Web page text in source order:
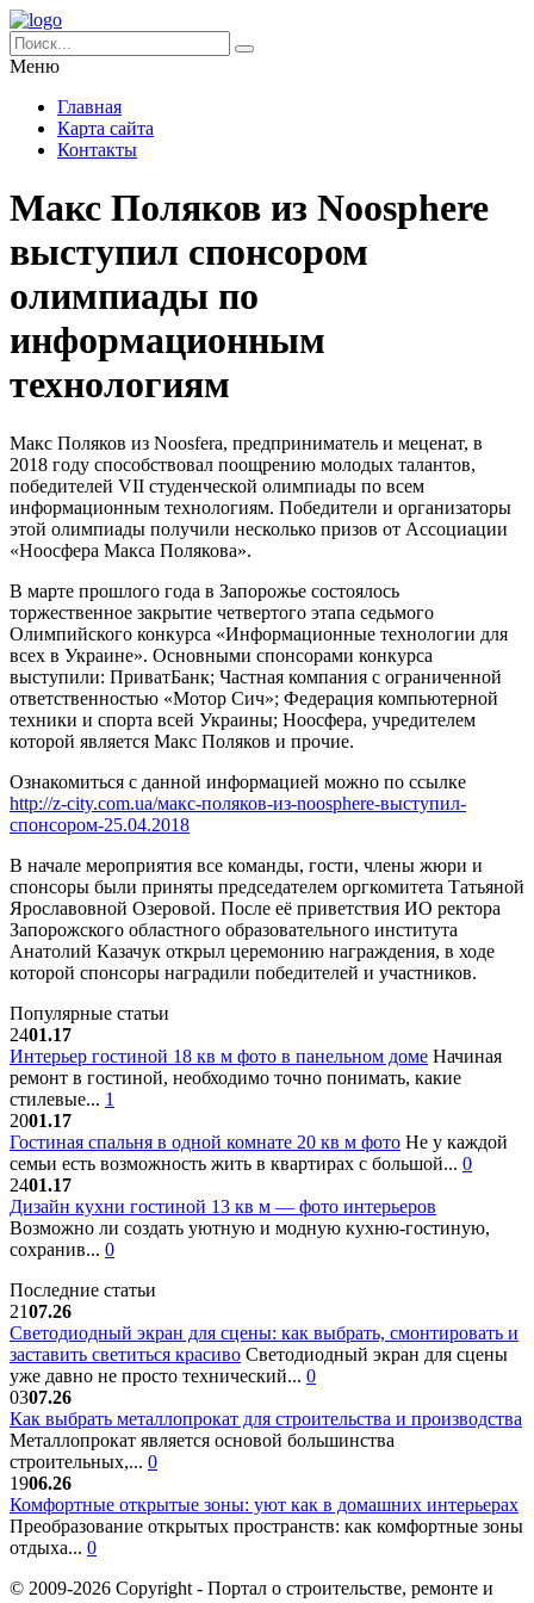
Меню
Главная
Карта сайта
Контакты
Макс Поляков из Noosphere
выступил спонсором
олимпиады по
информационным
технологиям
Макс Поляков из Noosfera, предприниматель и меценат, в
2018 году способствовал поощрению молодых талантов,
победителей VII студенческой олимпиады по всем
информационным технологиям. Победители и организаторы
этой олимпиады получили несколько призов от Ассоциации
«Ноосфера Макса Полякова».
В марте прошлого года в Запорожье состоялось
торжественное закрытие четвертого этапа седьмого
Олимпийского конкурса «Информационные технологии для
всех в Украине». Основными спонсорами конкурса
выступили: ПриватБанк; Частная компания с ограниченной
ответственностью «Мотор Сич»; Федерация компьютерной
техники и спорта всей Украины; Ноосфера, учредителем
которой является Макс Поляков и прочие.
Ознакомиться с данной информацией можно по ссылке
http://z-city.com.ua/макс-поляков-из-noosphere-выступил-
спонсором-25.04.2018
В начале мероприятия все команды, гости, члены жюри и
спонсоры были приняты председателем оргкомитета Татьяной
Ярославовной Озеровой. После её приветствия ИО ректора
Запорожского областного образовательного института
Анатолий Казачук открыл церемонию награждения, в ходе
которой спонсоры наградили победителей и участников.
Популярные статьи
2401.17
Интерьер гостиной 18 кв м фото в панельном доме Начиная
ремонт в гостиной, необходимо точно понимать, какие
стилевые... 1
2001.17
Гостиная спальня в одной комнате 20 кв м фото Не у каждой
семьи есть возможность жить в квартирах с большой... 0
2401.17
Дизайн кухни гостиной 13 кв м — фото интерьеров
Возможно ли создать уютную и модную кухню-гостиную,
сохранив... 0
Последние статьи
2107.26
Светодиодный экран для сцены: как выбрать, смонтировать и
заставить светиться красиво Светодиодный экран для сцены
уже давно не просто технический... 0
0307.26
Как выбрать металлопрокат для строительства и производства
Металлопрокат является основой большинства
строительных,... 0
1906.26
Комфортные открытые зоны: уют как в домашних интерьерах
Преобразование открытых пространств: как комфортные зоны
отдыха... 0
© 2009-2026 Copyright - Портал о строительстве, ремонте и